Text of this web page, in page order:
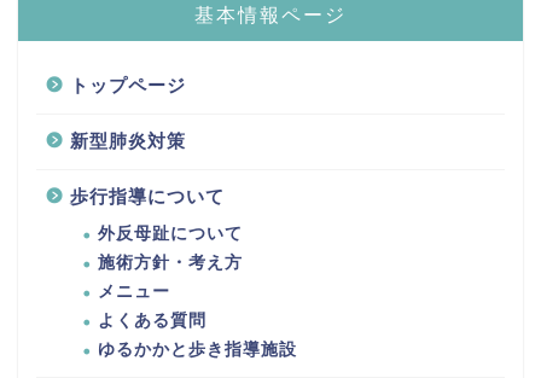
基本情報ページ
トップページ
新型肺炎対策
歩行指導について
外反母趾について
施術方針・考え方
メニュー
よくある質問
ゆるかかと歩き指導施設